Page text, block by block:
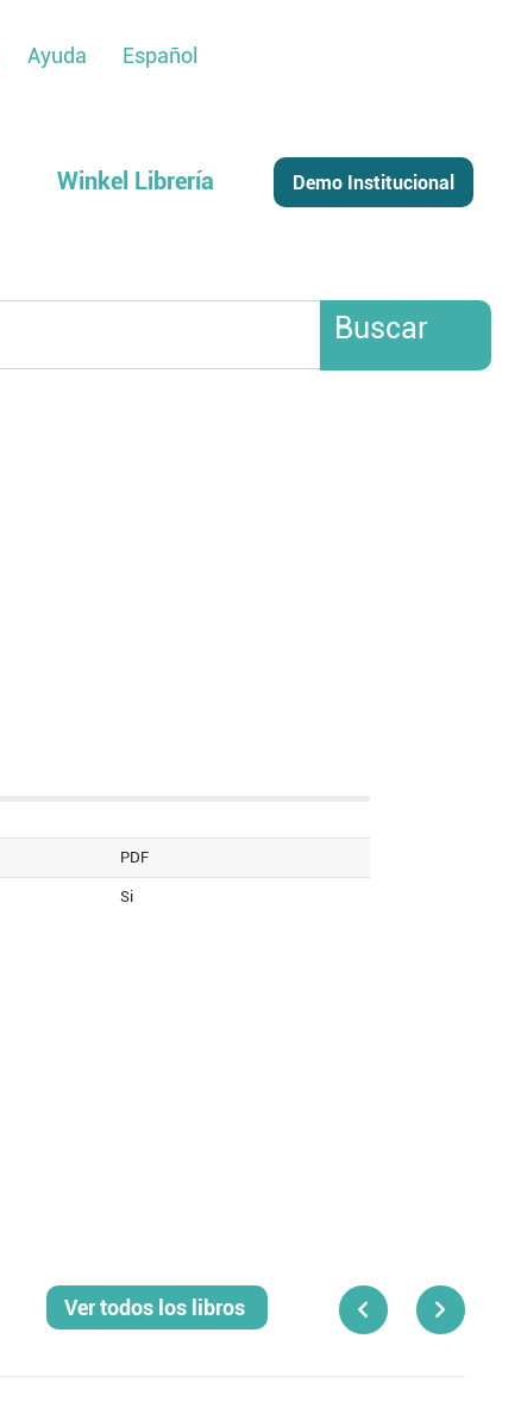
Ayuda Español
Winkel Librería
Buscar
PDF
Si
Ver todos los libros